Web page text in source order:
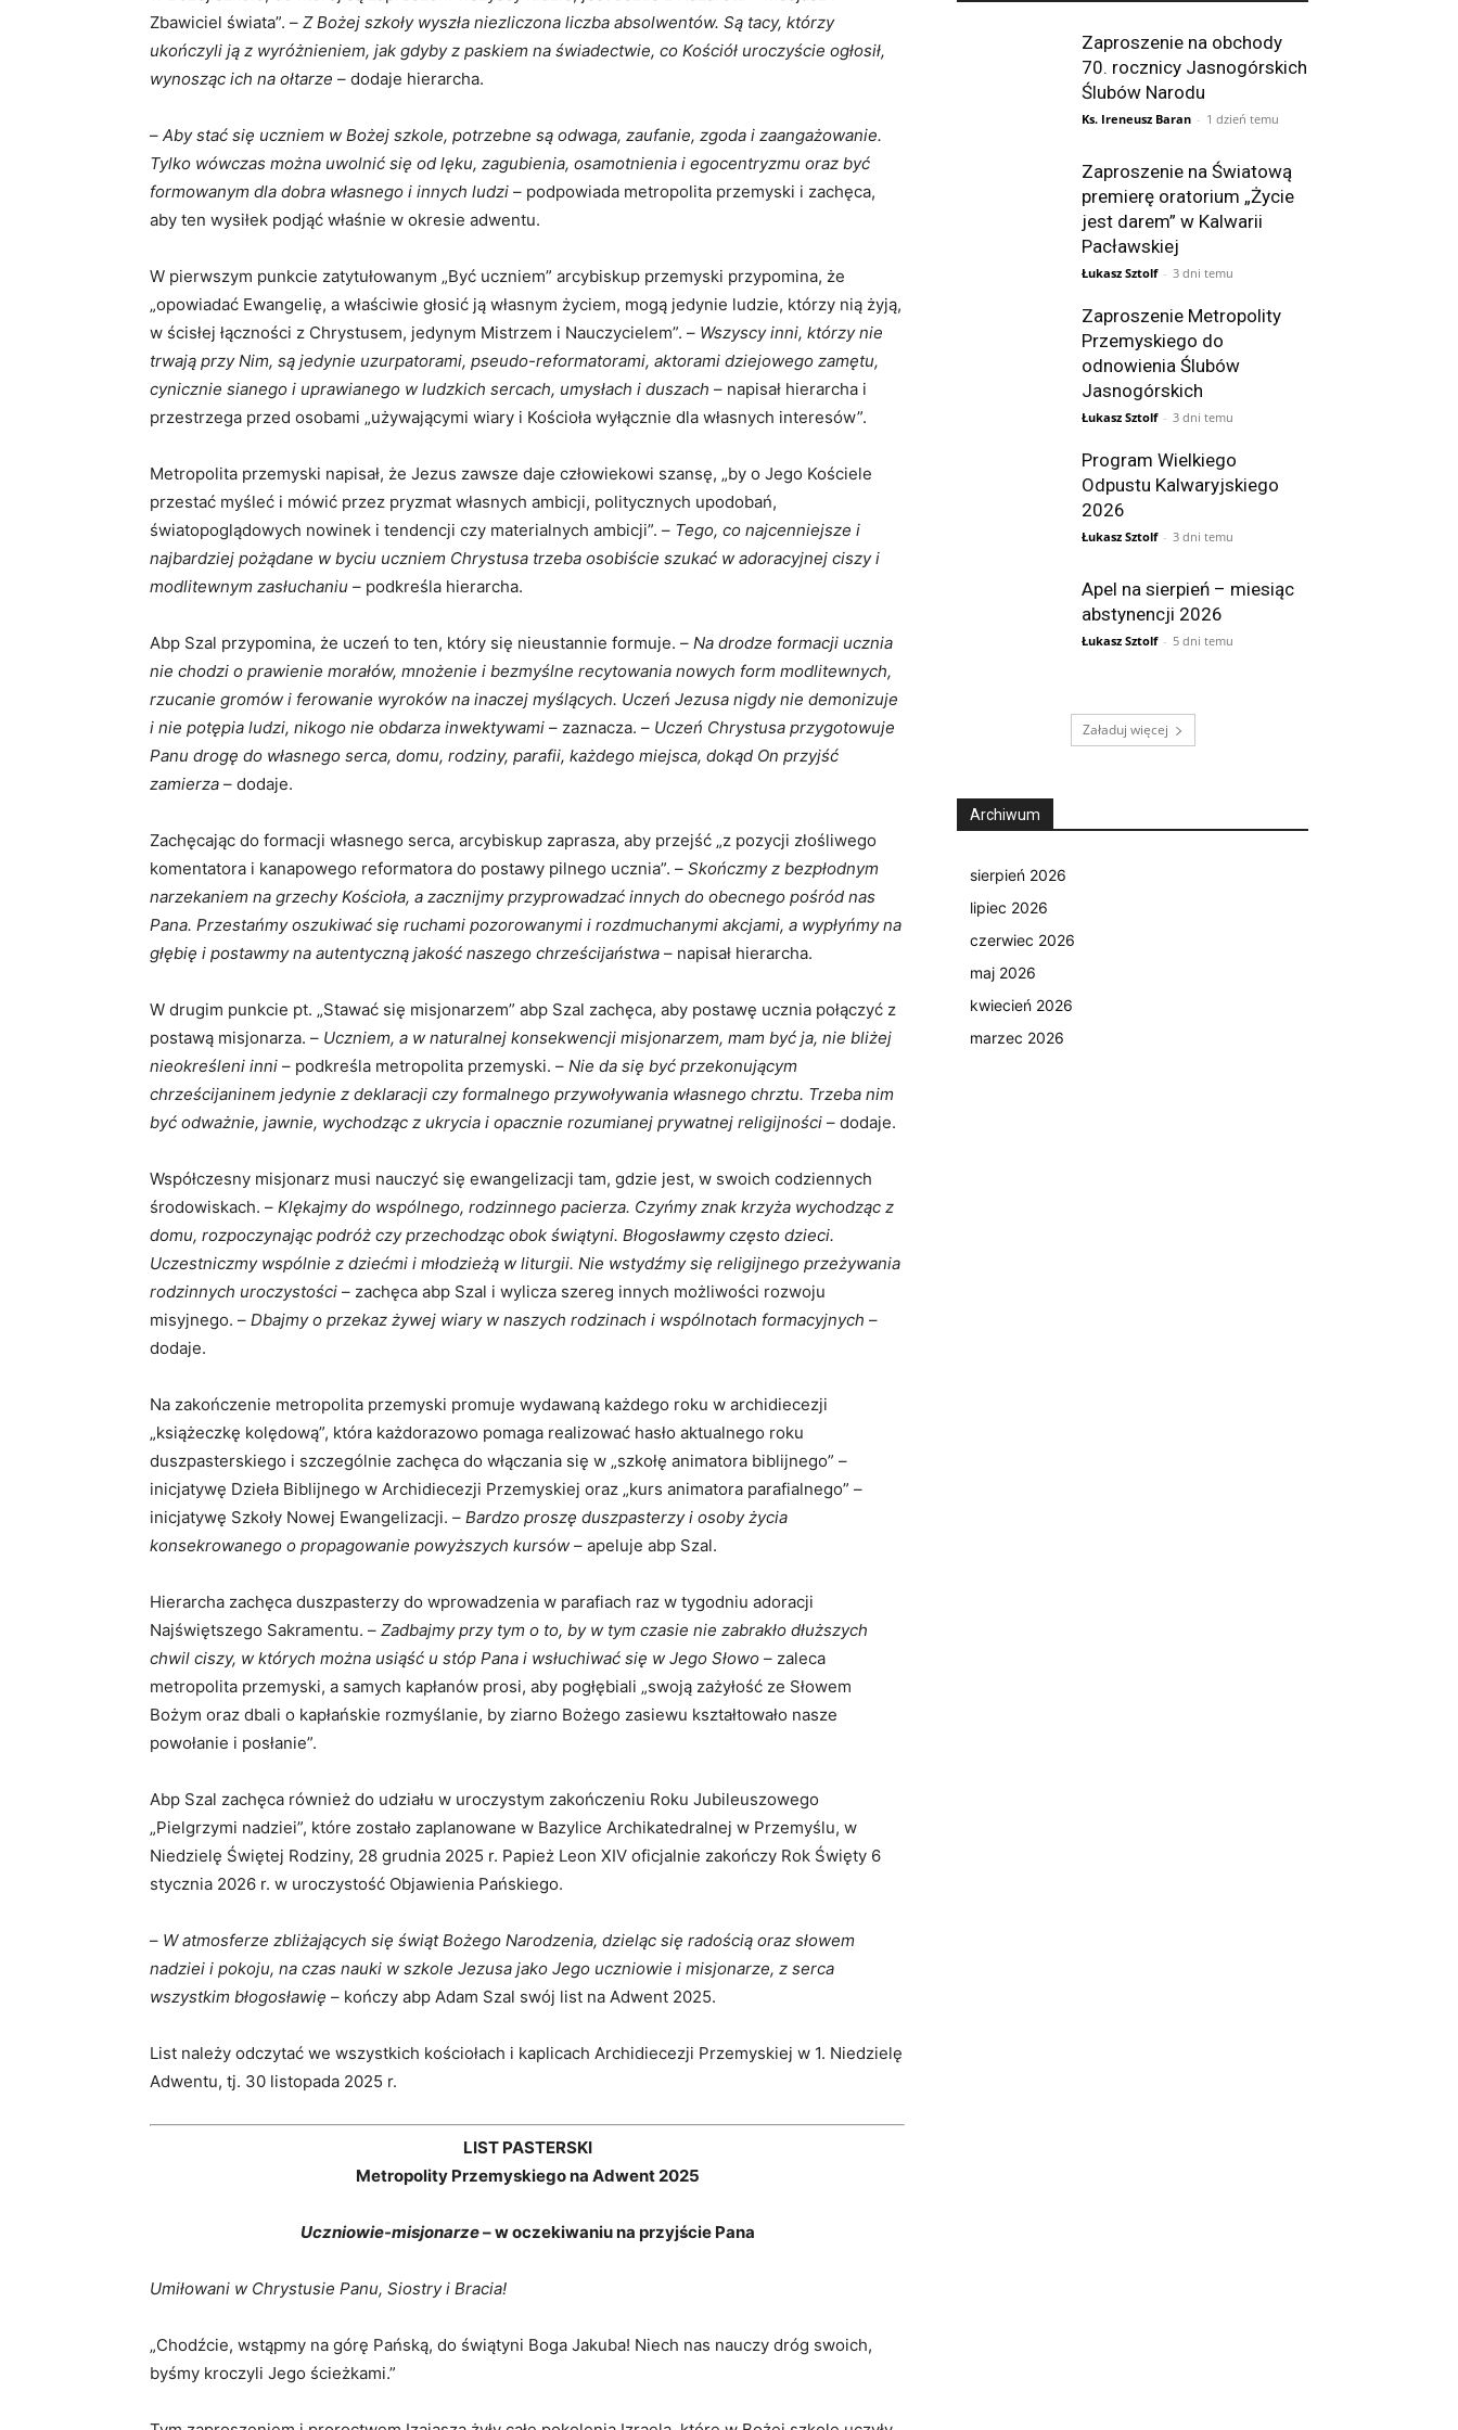
Zbawiciel świata”. – Z Bożej szkoły wyszła niezliczona liczba absolwentów. Są tacy, którzy
ukończyli ją z wyróżnieniem, jak gdyby z paskiem na świadectwie, co Kościół uroczyście ogłosił,
wynosząc ich na ołtarze – dodaje hierarcha.
– Aby stać się uczniem w Bożej szkole, potrzebne są odwaga, zaufanie, zgoda i zaangażowanie.
Tylko wówczas można uwolnić się od lęku, zagubienia, osamotnienia i egocentryzmu oraz być
formowanym dla dobra własnego i innych ludzi – podpowiada metropolita przemyski i zachęca,
aby ten wysiłek podjąć właśnie w okresie adwentu.
W pierwszym punkcie zatytułowanym „Być uczniem” arcybiskup przemyski przypomina, że
„opowiadać Ewangelię, a właściwie głosić ją własnym życiem, mogą jedynie ludzie, którzy nią żyją,
w ścisłej łączności z Chrystusem, jedynym Mistrzem i Nauczycielem”. – Wszyscy inni, którzy nie
trwają przy Nim, są jedynie uzurpatorami, pseudo-reformatorami, aktorami dziejowego zamętu,
cynicznie sianego i uprawianego w ludzkich sercach, umysłach i duszach – napisał hierarcha i
przestrzega przed osobami „używającymi wiary i Kościoła wyłącznie dla własnych interesów”.
Metropolita przemyski napisał, że Jezus zawsze daje człowiekowi szansę, „by o Jego Kościele
przestać myśleć i mówić przez pryzmat własnych ambicji, politycznych upodobań,
światopoglądowych nowinek i tendencji czy materialnych ambicji”. – Tego, co najcenniejsze i
najbardziej pożądane w byciu uczniem Chrystusa trzeba osobiście szukać w adoracyjnej ciszy i
modlitewnym zasłuchaniu – podkreśla hierarcha.
Abp Szal przypomina, że uczeń to ten, który się nieustannie formuje. – Na drodze formacji ucznia
nie chodzi o prawienie morałów, mnożenie i bezmyślne recytowania nowych form modlitewnych,
rzucanie gromów i ferowanie wyroków na inaczej myślących. Uczeń Jezusa nigdy nie demonizuje
i nie potępia ludzi, nikogo nie obdarza inwektywami – zaznacza. – Uczeń Chrystusa przygotowuje
Panu drogę do własnego serca, domu, rodziny, parafii, każdego miejsca, dokąd On przyjść
zamierza – dodaje.
Zachęcając do formacji własnego serca, arcybiskup zaprasza, aby przejść „z pozycji złośliwego
komentatora i kanapowego reformatora do postawy pilnego ucznia”. – Skończmy z bezpłodnym
narzekaniem na grzechy Kościoła, a zacznijmy przyprowadzać innych do obecnego pośród nas
Pana. Przestańmy oszukiwać się ruchami pozorowanymi i rozdmuchanymi akcjami, a wypłyńmy na
głębię i postawmy na autentyczną jakość naszego chrześcijaństwa – napisał hierarcha.
W drugim punkcie pt. „Stawać się misjonarzem” abp Szal zachęca, aby postawę ucznia połączyć z
postawą misjonarza. – Uczniem, a w naturalnej konsekwencji misjonarzem, mam być ja, nie bliżej
nieokreśleni inni – podkreśla metropolita przemyski. – Nie da się być przekonującym
chrześcijaninem jedynie z deklaracji czy formalnego przywoływania własnego chrztu. Trzeba nim
być odważnie, jawnie, wychodząc z ukrycia i opacznie rozumianej prywatnej religijności – dodaje.
Współczesny misjonarz musi nauczyć się ewangelizacji tam, gdzie jest, w swoich codziennych
środowiskach. – Klękajmy do wspólnego, rodzinnego pacierza. Czyńmy znak krzyża wychodząc z
domu, rozpoczynając podróż czy przechodząc obok świątyni. Błogosławmy często dzieci.
Uczestniczmy wspólnie z dziećmi i młodzieżą w liturgii. Nie wstydźmy się religijnego przeżywania
rodzinnych uroczystości – zachęca abp Szal i wylicza szereg innych możliwości rozwoju
misyjnego. – Dbajmy o przekaz żywej wiary w naszych rodzinach i wspólnotach formacyjnych –
dodaje.
Na zakończenie metropolita przemyski promuje wydawaną każdego roku w archidiecezji
„książeczkę kolędową”, która każdorazowo pomaga realizować hasło aktualnego roku
duszpasterskiego i szczególnie zachęca do włączania się w „szkołę animatora biblijnego” –
inicjatywę Dzieła Biblijnego w Archidiecezji Przemyskiej oraz „kurs animatora parafialnego” –
inicjatywę Szkoły Nowej Ewangelizacji. – Bardzo proszę duszpasterzy i osoby życia
konsekrowanego o propagowanie powyższych kursów – apeluje abp Szal.
Hierarcha zachęca duszpasterzy do wprowadzenia w parafiach raz w tygodniu adoracji
Najświętszego Sakramentu. – Zadbajmy przy tym o to, by w tym czasie nie zabrakło dłuższych
chwil ciszy, w których można usiąść u stóp Pana i wsłuchiwać się w Jego Słowo – zaleca
metropolita przemyski, a samych kapłanów prosi, aby pogłębiali „swoją zażyłość ze Słowem
Bożym oraz dbali o kapłańskie rozmyślanie, by ziarno Bożego zasiewu kształtowało nasze
powołanie i posłanie”.
Abp Szal zachęca również do udziału w uroczystym zakończeniu Roku Jubileuszowego
„Pielgrzymi nadziei”, które zostało zaplanowane w Bazylice Archikatedralnej w Przemyślu, w
Niedzielę Świętej Rodziny, 28 grudnia 2025 r. Papież Leon XIV oficjalnie zakończy Rok Święty 6
stycznia 2026 r. w uroczystość Objawienia Pańskiego.
– W atmosferze zbliżających się świąt Bożego Narodzenia, dzieląc się radością oraz słowem
nadziei i pokoju, na czas nauki w szkole Jezusa jako Jego uczniowie i misjonarze, z serca
wszystkim błogosławię – kończy abp Adam Szal swój list na Adwent 2025.
List należy odczytać we wszystkich kościołach i kaplicach Archidiecezji Przemyskiej w 1. Niedzielę
Adwentu, tj. 30 listopada 2025 r.
LIST PASTERSKI
Metropolity Przemyskiego na Adwent 2025
Uczniowie-misjonarze– w oczekiwaniu na przyjście Pana
Umiłowani w Chrystusie Panu, Siostry i Bracia!
„Chodźcie, wstąpmy na górę Pańską, do świątyni Boga Jakuba! Niech nas nauczy dróg swoich,
byśmy kroczyli Jego ścieżkami.”
Zaproszenie na obchody
70. rocznicy Jasnogórskich
Ślubów Narodu
Ks. Ireneusz Baran - 1 dzień temu
Zaproszenie na Światową
premierę oratorium „Życie
jest darem” w Kalwarii
Pacławskiej
Łukasz Sztolf - 3 dni temu
Zaproszenie Metropolity
Przemyskiego do
odnowienia Ślubów
Jasnogórskich
Łukasz Sztolf - 3 dni temu
Program Wielkiego
Odpustu Kalwaryjskiego
2026
Łukasz Sztolf - 3 dni temu
Apel na sierpień – miesiąc
abstynencji 2026
Łukasz Sztolf - 5 dni temu
Załaduj więcej
Archiwum
sierpień 2026
lipiec 2026
czerwiec 2026
maj 2026
kwiecień 2026
marzec 2026